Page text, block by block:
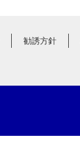
勧誘方針